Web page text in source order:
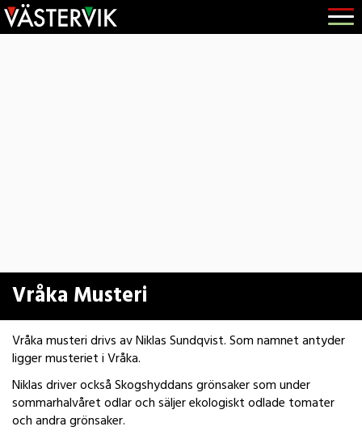
Hoppa
till
huvudnavigering
Skip
to
main
Hoppa
till
sidfot
Öppna
menyn
Vråka Musteri
Vråka musteri drivs av Niklas Sundqvist. Som namnet antyder
ligger musteriet i Vråka.
Niklas driver också Skogshyddans grönsaker som under
sommarhalvåret odlar och säljer ekologiskt odlade tomater
och andra grönsaker.